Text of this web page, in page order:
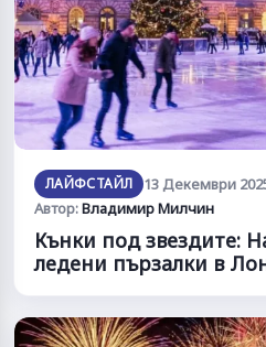
ЛАЙФСТАЙЛ
13 Декември
Автор:Владимир Милчин
Кънки под звездите:
ледени пързалки в